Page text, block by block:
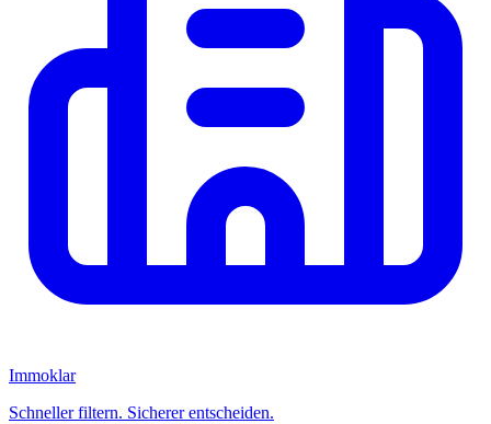
Immoklar
Schneller filtern. Sicherer entscheiden.